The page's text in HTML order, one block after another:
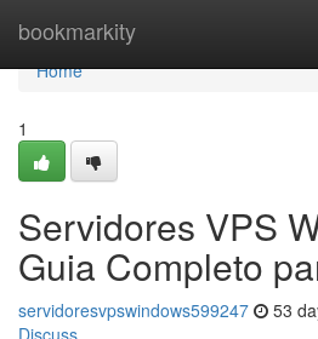
bookmarkity
Home
Home
1
Servidores VPS
Guia Completo
servidoresvpswindows599247 53
Discuss